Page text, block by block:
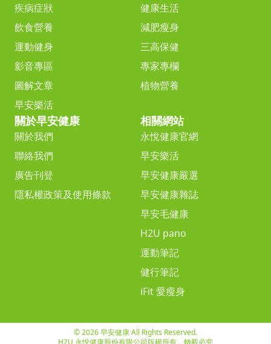
疾病症狀
健康生活
飲食營養
減肥瘦身
運動健身
三高保健
影音專區
專家專欄
圖解文章
植物營養
早安樂活
關於早安健康
關於我們
聯絡我們
廣告刊登
隱私權政策及使用條款
相關網站
永悅健康官網
早安樂活
早安健康嚴選
早安健康雜誌
早安毛健康
H2U pano
運動筆記
健行筆記
iFit 愛瘦身
© 2026 早安健康 All Rights Reserved.
H2U 永悅健康股份有限公司版權所有，轉載必究